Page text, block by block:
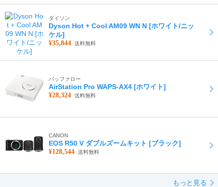
ダイソン
Dyson Hot + Cool AM09 WN N [ホワイト/ニッ
ケル]
¥35,844 送料無料
バッファロー
AirStation Pro WAPS-AX4 [ホワイト]
¥28,324 送料無料
CANON
EOS R50 V ダブルズームキット [ブラック]
¥128,544 送料無料
もっと見る